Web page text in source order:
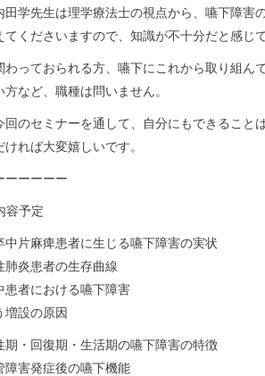
田学先生は理学療法士の視点から、嚥下障害
てくださいますので、知識が不十分だと感じ
わっておられる方、嚥下にこれから取り組ん
方など、職種は問いません。
回のセミナーを通して、自分にもできること
ければ大変嬉しいです。
ーーーーー
容予定
中片麻痺患者に生じる嚥下障害の実状
肺炎患者の生存曲線
患者における嚥下障害
増設の原因
期・回復期・生活期の嚥下障害の特徴
障害発症後の嚥下機能